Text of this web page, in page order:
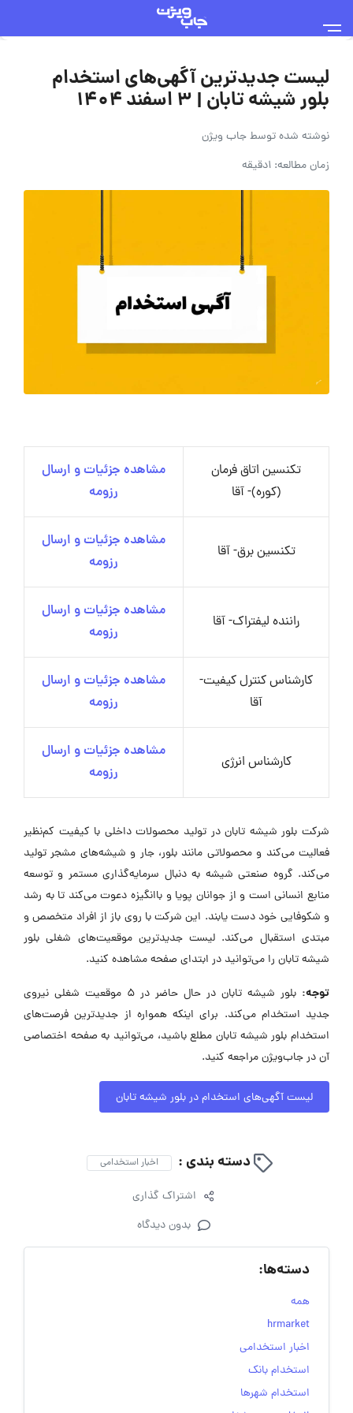
لیست جدیدترین آگهی‌های استخدام
بلور شیشه تابان | ۳ اسفند ۱۴۰۴
نوشته شده توسطجاب ویژن
زمان مطالعه: 1دقیقه
تکنسین اتاق فرمان
(کوره)- آقا
مشاهده جزئیات و ارسال
رزومه
تکنسین برق- آقا
مشاهده جزئیات و ارسال
رزومه
راننده لیفتراک- آقا
مشاهده جزئیات و ارسال
رزومه
کارشناس کنترل کیفیت-
آقا
مشاهده جزئیات و ارسال
رزومه
کارشناس انرژی
مشاهده جزئیات و ارسال
رزومه
شرکت بلور شیشه تابان در تولید محصولات داخلی با کیفیت کم‌نظیر
فعالیت می‌کند و محصولاتی مانند بلور، جار و شیشه‌های مشجر تولید
می‌کند. گروه صنعتی شیشه به دنبال سرمایه‌گذاری مستمر و توسعه
منابع انسانی است و از جوانان پویا و باانگیزه دعوت می‌کند تا به رشد
و شکوفایی خود دست یابند. این شرکت با روی باز از افراد متخصص و
مبتدی استقبال می‌کند. لیست جدیدترین موقعیت‌های شغلی بلور
شیشه تابان را می‌توانید در ابتدای صفحه مشاهده کنید.
توجه:
بلور شیشه تابان در حال حاضر در ۵ موقعیت شغلی نیروی
جدید استخدام می‌کند. برای اینکه همواره از جدیدترین فرصت‌های
استخدام بلور شیشه تابان مطلع باشید، می‌توانید به صفحه اختصاصی
آن در جاب‌ویژن مراجعه کنید.
لیست آگهی‌های استخدام در بلور شیشه تابان
دسته بندی : اخبار استخدامی
اشتراک گذاری
بدون دیدگاه
دسته‌ها:
همه
hrmarket
اخبار استخدامی
استخدام بانک
استخدام شهرها